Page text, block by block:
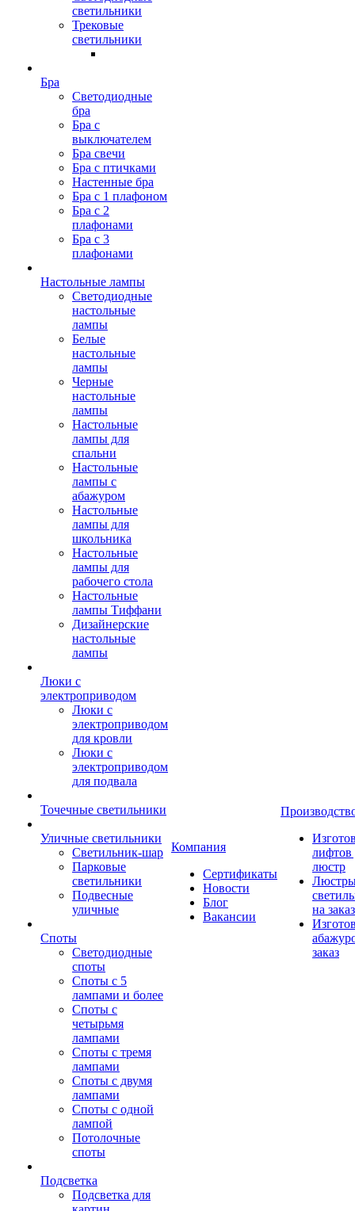
светильники
Трековые
светильники
Бра
Светодиодные
бра
Бра с
выключателем
Бра свечи
Бра с птичками
Настенные бра
Бра с 1 плафоном
Бра с 2
плафонами
Бра с 3
плафонами
Настольные лампы
Светодиодные
настольные
лампы
Белые
настольные
лампы
Черные
настольные
лампы
Настольные
лампы для
спальни
Настольные
лампы с
абажуром
Настольные
лампы для
школьника
Настольные
лампы для
рабочего стола
Настольные
лампы Тиффани
Дизайнерские
настольные
лампы
Люки с
электроприводом
Люки с
электроприводом
для кровли
Люки с
электроприводом
для подвала
Точечные светильники
Уличные светильники
Светильник-шар
Парковые
светильники
Подвесные
уличные
Споты
Светодиодные
споты
Споты с 5
лампами и более
Споты с
четырьмя
лампами
Споты с тремя
лампами
Споты с двумя
лампами
Споты с одной
лампой
Потолочные
споты
Подсветка
Подсветка для
Компания
Сертификаты
Новости
Блог
Вакансии
лифтов
люстр
на заказ
заказ